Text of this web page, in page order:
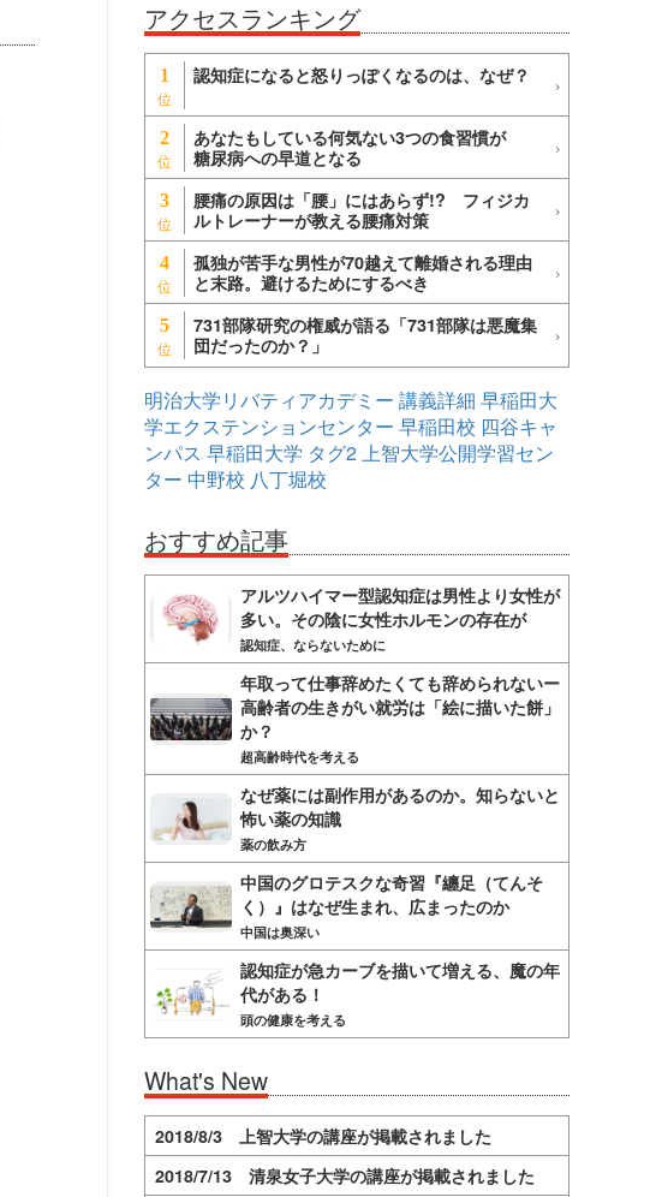
アクセスランキング
1 認知症になると怒りっぽくなるのは、なぜ？
2
あなたもしている何気ない3つの食習慣が
糖尿病への早道となる
3
腰痛の原因は「腰」にはあらず!? フィジカ
ルトレーナーが教える腰痛対策
4
孤独が苦手な男性が70越えて離婚される理由
と末路。避けるためにするべき
5
731部隊研究の権威が語る「731部隊は悪魔集
団だったのか？」
明治大学リバティアカデミー 講義詳細 早稲田大
学エクステンションセンター 早稲田校 四谷キャ
ンパス 早稲田大学 タグ2上智大学公開学習セン
ター 中野校 八丁堀校
おすすめ記事
アルツハイマー型認知症は男性より女性が
多い。その陰に女性ホルモンの存在が
認知症、ならないために
年取って仕事辞めたくても辞められないー
高齢者の生きがい就労は「絵に描いた餅」
か？
超高齢時代を考える
なぜ薬には副作用があるのか。知らないと
怖い薬の知識
薬の飲み方
中国のグロテスクな奇習『纏足（てんそ
く）』はなぜ生まれ、広まったのか
中国は奥深い
認知症が急カーブを描いて増える、魔の年
代がある！
頭の健康を考える
What's New
2018/8/3 上智大学の講座が掲載されました
2018/7/13 清泉女子大学の講座が掲載されました